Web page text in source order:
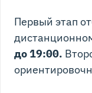
Первый этап
до 19:00.